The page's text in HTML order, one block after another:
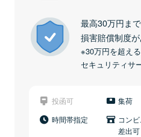
最高30万円ま
損害賠償制度が
※30万円を超え
セキュリティサ
投函可 集荷
時間帯指定
コン
差出可